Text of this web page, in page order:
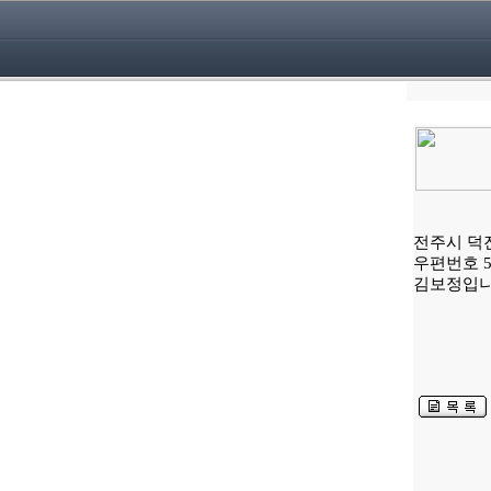
전주시 덕
우편번호
김보정입